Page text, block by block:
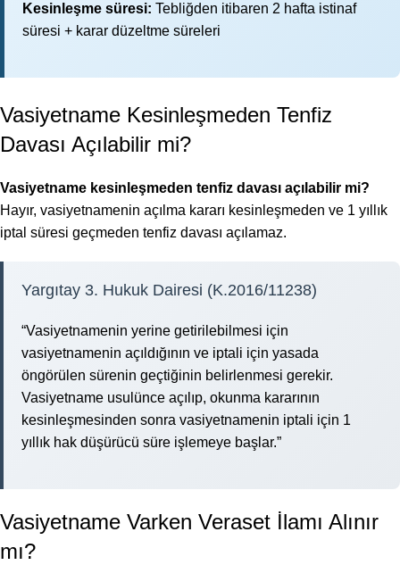
Kesinleşme süresi: Tebliğden itibaren 2 hafta istinaf
süresi + karar düzeltme süreleri
Vasiyetname Kesinleşmeden Tenfiz
Davası Açılabilir mi?
Vasiyetname kesinleşmeden tenfiz davası açılabilir mi?
Hayır, vasiyetnamenin açılma kararı kesinleşmeden ve 1 yıllık
iptal süresi geçmeden tenfiz davası açılamaz.
Yargıtay 3. Hukuk Dairesi (K.2016/11238)
“Vasiyetnamenin yerine getirilebilmesi için
vasiyetnamenin açıldığının ve iptali için yasada
öngörülen sürenin geçtiğinin belirlenmesi gerekir.
Vasiyetname usulünce açılıp, okunma kararının
kesinleşmesinden sonra vasiyetnamenin iptali için 1
yıllık hak düşürücü süre işlemeye başlar.”
Vasiyetname Varken Veraset İlamı Alınır
mı?